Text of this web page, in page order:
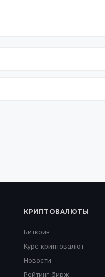
КРИПТОВАЛЮТЫ
Биткоин
Курс криптовалют
Новости
Рейтинг бирж